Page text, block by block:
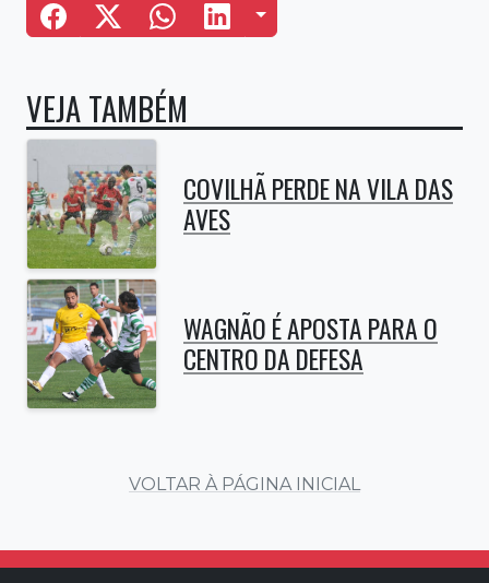
Mais Opções
VEJA TAMBÉM
COVILHÃ PERDE NA VILA DAS
AVES
WAGNÃO É APOSTA PARA O
CENTRO DA DEFESA
VOLTAR À PÁGINA INICIAL